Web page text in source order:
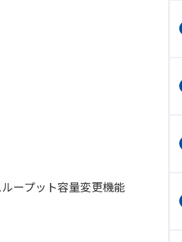
ープット容量変更機能